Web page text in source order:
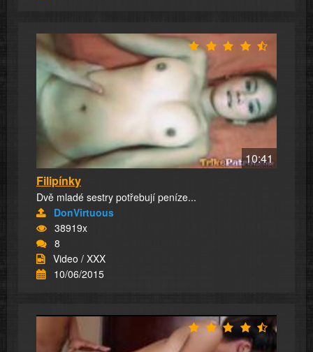
10:41
Filipínky
Dvě mladé sestry potřebují peníze...
DonVirtuous
38919x
8
Video / XXX
10/06/2015